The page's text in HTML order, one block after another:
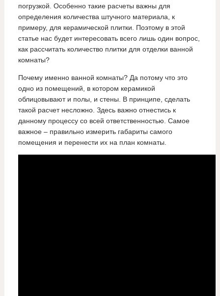
погрузкой. Особенно такие расчеты важны для
определения количества штучного материала, к
примеру, для керамической плитки. Поэтому в этой
статье нас будет интересовать всего лишь один вопрос,
как рассчитать количество плитки для отделки ванной
комнаты?
Почему именно ванной комнаты? Да потому что это
одно из помещений, в котором керамикой
облицовывают и полы, и стены. В принципе, сделать
такой расчет несложно. Здесь важно отнестись к
данному процессу со всей ответственностью. Самое
важное – правильно измерить габариты самого
помещения и перенести их на план комнаты.